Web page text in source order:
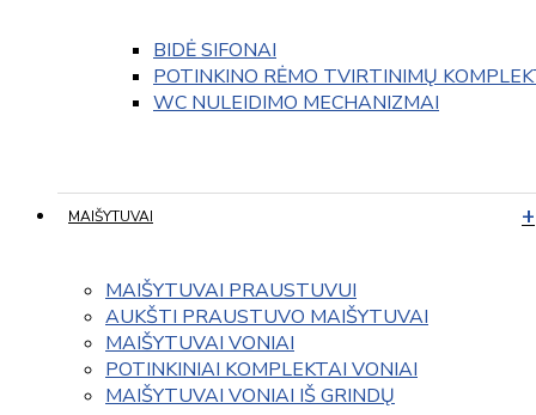
BIDĖ SIFONAI
POTINKINO RĖMO TVIRTINIMŲ
WC NULEIDIMO MECHANIZMAI
MAIŠYTUVAI
MAIŠYTUVAI PRAUSTUVUI
AUKŠTI PRAUSTUVO MAIŠYTUVAI
MAIŠYTUVAI VONIAI
POTINKINIAI KOMPLEKTAI VONIAI
MAIŠYTUVAI VONIAI IŠ GRINDŲ